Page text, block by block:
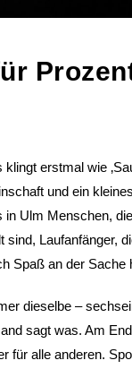
erstmal wie
und ein
in Ulm Menschen,
sind, Laufanfänger,
Spaß an der Sache
dieselbe –
sagt was. Am
für alle anderen.